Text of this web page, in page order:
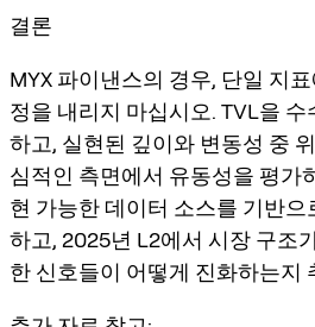
결론
MYX 파이낸스의 경우, 단일 지
정을 내리지 마십시오. TVL을
하고, 실현된 깊이와 변동성 중
심적인 측면에서 유동성을 평가
현 가능한 데이터 소스를 기반
하고, 2025년 L2에서 시장 구조
한 신호들이 어떻게 진화하는지